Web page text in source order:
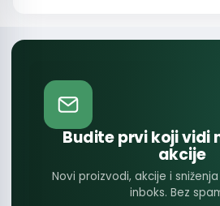
Budite prvi koji vidi
akcije
Novi proizvodi, akcije i
inboks. Bez